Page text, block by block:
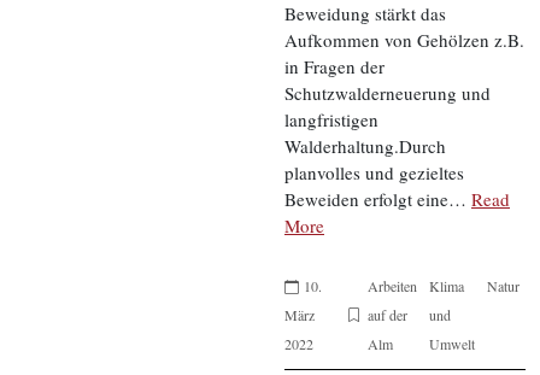
Beweidung stärkt das
Aufkommen von Gehölzen z.B.
in Fragen der
Schutzwalderneuerung und
langfristigen
Walderhaltung.Durch
planvolles und gezieltes
Beweiden erfolgt eine… Read
More
10.
März
2022
Arbeiten
auf der
Alm
Klima
und
Umwelt
Natur